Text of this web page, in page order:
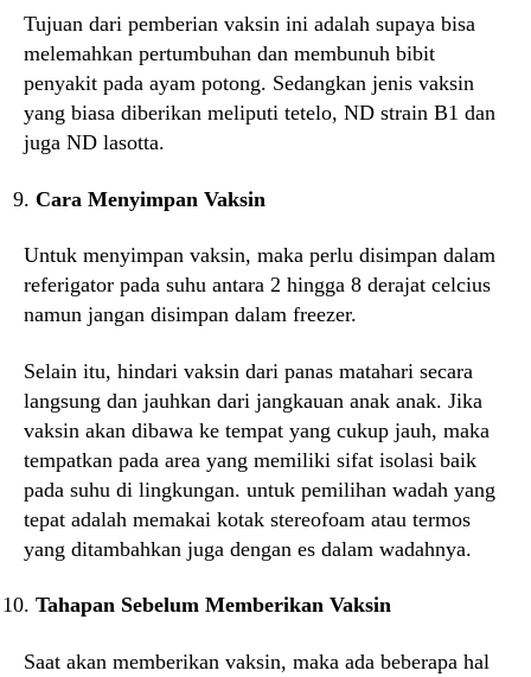
Tujuan dari pemberian vaksin ini adalah supaya bisa
melemahkan pertumbuhan dan membunuh bibit
penyakit pada ayam potong. Sedangkan jenis vaksin
yang biasa diberikan meliputi tetelo, ND strain B1 dan
juga ND lasotta.
Cara Menyimpan Vaksin
Untuk menyimpan vaksin, maka perlu disimpan dalam
referigator pada suhu antara 2 hingga 8 derajat celcius
namun jangan disimpan dalam freezer.
Selain itu, hindari vaksin dari panas matahari secara
langsung dan jauhkan dari jangkauan anak anak. Jika
vaksin akan dibawa ke tempat yang cukup jauh, maka
tempatkan pada area yang memiliki sifat isolasi baik
pada suhu di lingkungan. untuk pemilihan wadah yang
tepat adalah memakai kotak stereofoam atau termos
yang ditambahkan juga dengan es dalam wadahnya.
Tahapan Sebelum Memberikan Vaksin
Saat akan memberikan vaksin, maka ada beberapa hal